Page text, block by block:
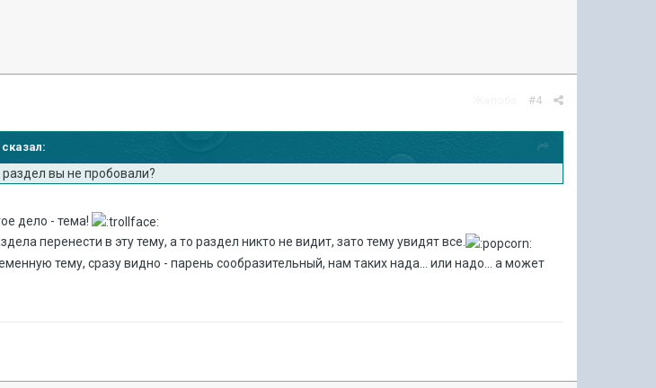
#4
вы не пробовали?
дело - тема!
перенести в эту тему, а то раздел никто не видит, зато тему увидят все.
тему, сразу видно - парень сообразительный, нам таких нада... или надо... а может